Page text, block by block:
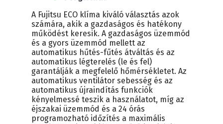
A Fujitsu ECO klíma kiváló választás azok
számára, akik a gazdaságos és hatékony
működést keresik. A gazdaságos üzemmód
és a gyors üzemmód mellett az
automatikus hűtés-fűtés átváltás és az
automatikus légterelés (le és fel)
garantálják a megfelelő hőmérsékletet. Az
automatikus ventilátor sebesség és az
automatikus újraindítás funkciók
kényelmessé teszik a használatot, míg az
éjszakai üzemmód és a 24 órás
programozható időzítés a maximális